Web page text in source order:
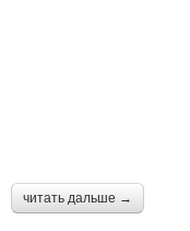
читать дальше →